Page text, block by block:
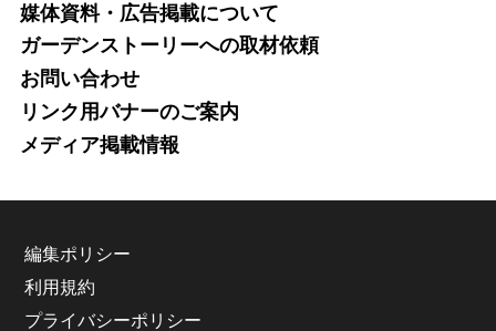
媒体資料・広告掲載について
ガーデンストーリーへの取材依頼
お問い合わせ
リンク用バナーのご案内
メディア掲載情報
編集ポリシー
利用規約
プライバシーポリシー